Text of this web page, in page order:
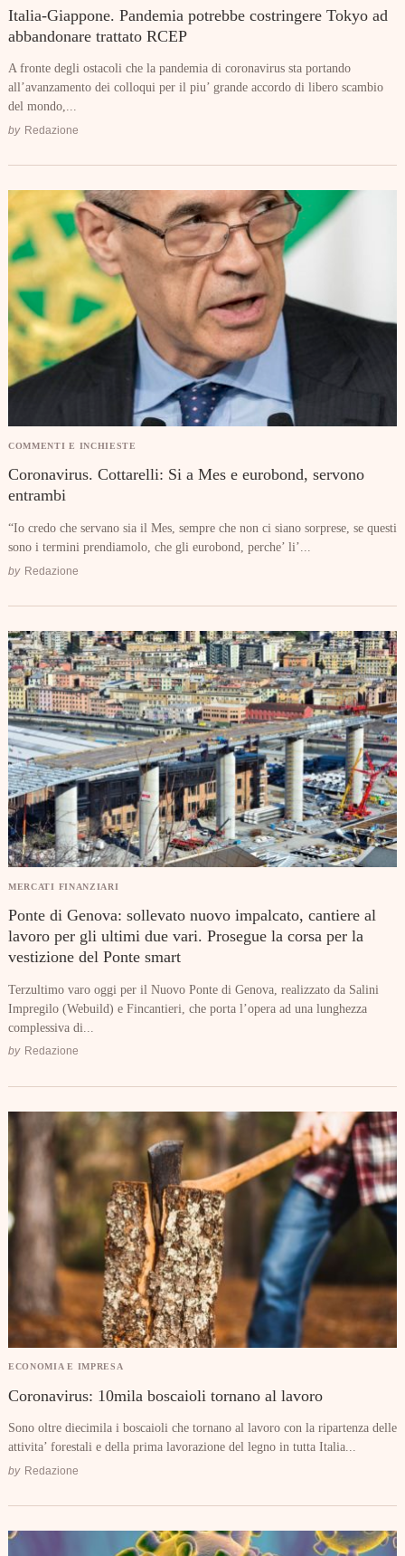
Italia-Giappone. Pandemia potrebbe costringere Tokyo ad
abbandonare trattato RCEP
A fronte degli ostacoli che la pandemia di coronavirus sta portando
all’avanzamento dei colloqui per il piu’ grande accordo di libero scambio
del mondo,...
by Redazione
COMMENTI E INCHIESTE
Coronavirus. Cottarelli: Si a Mes e eurobond, servono
entrambi
“Io credo che servano sia il Mes, sempre che non ci siano sorprese, se questi
sono i termini prendiamolo, che gli eurobond, perche’ li’...
by Redazione
MERCATI FINANZIARI
Ponte di Genova: sollevato nuovo impalcato, cantiere al
lavoro per gli ultimi due vari. Prosegue la corsa per la
vestizione del Ponte smart
Terzultimo varo oggi per il Nuovo Ponte di Genova, realizzato da Salini
Impregilo (Webuild) e Fincantieri, che porta l’opera ad una lunghezza
complessiva di...
by Redazione
ECONOMIA E IMPRESA
Coronavirus: 10mila boscaioli tornano al lavoro
Sono oltre diecimila i boscaioli che tornano al lavoro con la ripartenza delle
attivita’ forestali e della prima lavorazione del legno in tutta Italia...
by Redazione